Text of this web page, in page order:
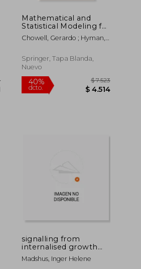
$ 4.534
Mathematical and
Statistical Modeling for
Emerging and Re-
Emerging Infectious
Chowell, Gerardo ; Hyman,
Springer, Tapa Blanda,
Nuevo
40%
signalling from
internalised growth
factor receptors (en
Inglés)
Madshus, Inger Helene